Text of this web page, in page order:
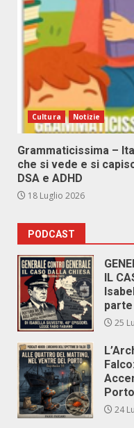
Cultura Notizie
Grammaticissima –
che si vede e si
DSA e ADHD
18 Luglio 2026
PODCAST
IL
parte
25
24